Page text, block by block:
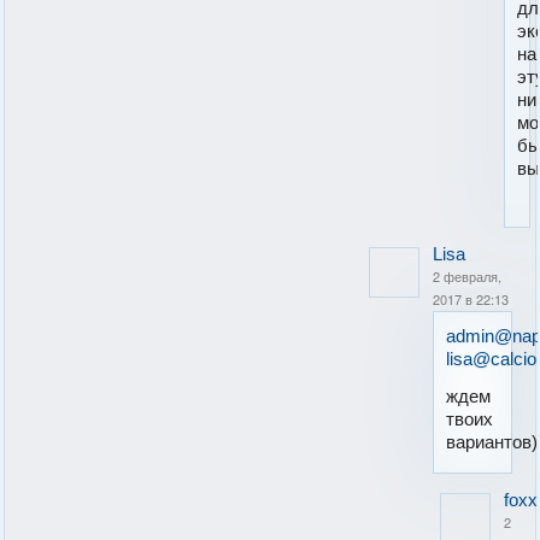
на
Lisa
2 февраля,
2017 в 22:13
ждем
твоих
вариантов)
foxx
2